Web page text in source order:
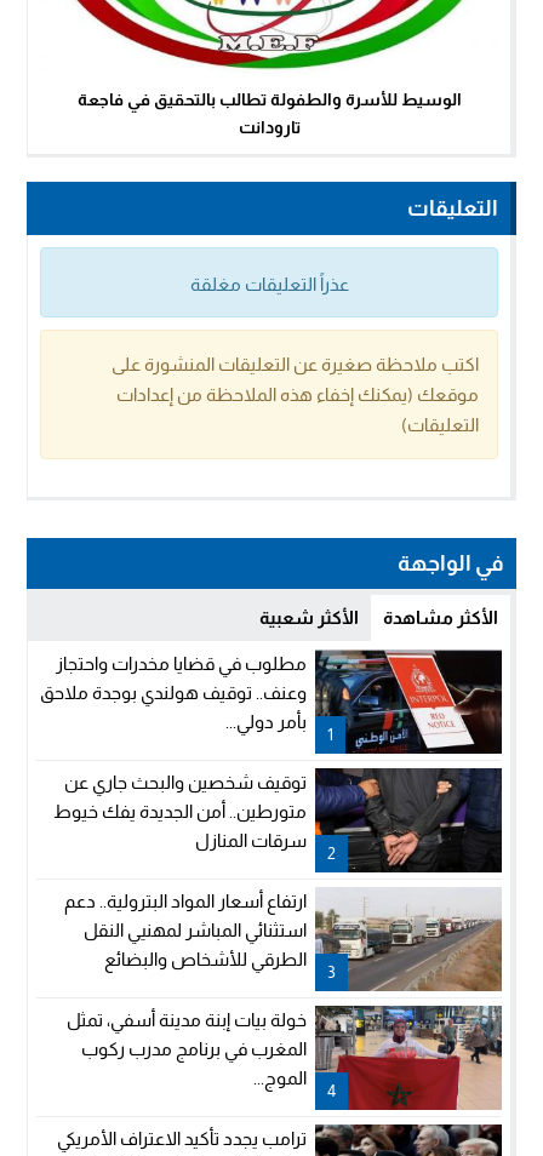
الوسيط للأسرة والطفولة تطالب بالتحقيق في فاجعة
تارودانت
التعليقات
عذراً التعليقات مغلقة
اكتب ملاحظة صغيرة عن التعليقات المنشورة على
موقعك (يمكنك إخفاء هذه الملاحظة من إعدادات
التعليقات)
في الواجهة
الأكثر مشاهدة الأكثر شعبية
1
مطلوب في قضايا مخدرات واحتجاز
وعنف.. توقيف هولندي بوجدة ملاحق
بأمر دولي...
2
توقيف شخصين والبحث جاري عن
متورطين.. أمن الجديدة يفك خيوط
سرقات المنازل
3
ارتفاع أسعار المواد البترولية.. دعم
استثنائي المباشر لمهنيي النقل
الطرقي للأشخاص والبضائع
4
خولة بيات إبنة مدينة أسفي، تمثل
المغرب في برنامج مدرب ركوب
الموج...
ترامب يجدد تأكيد الاعتراف الأمريكي